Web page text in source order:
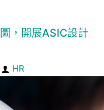
，開展ASIC設計
HR